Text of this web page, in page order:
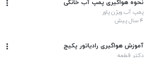
نحوه هواگیری پمپ آب خانگی
پمپ آب ویژن پاور
۴ سال پیش
آموزش هواگیری رادیاتور پکیج
دکتر قطعه